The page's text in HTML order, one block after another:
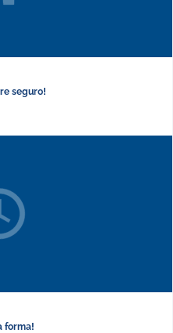
seguro!
forma!